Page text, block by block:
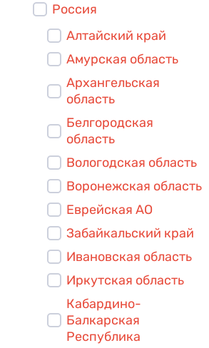
Россия
Алтайский край
Амурская область
Архангельская
область
Белгородская
область
Вологодская область
Воронежская область
Еврейская АО
Забайкальский край
Ивановская область
Иркутская область
Кабардино-
Балкарская
Республика